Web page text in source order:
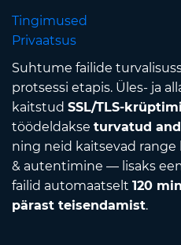
Tingimused
Privaatsus
Suhtume failide
protsessi etapis. Üles- ja
kaitstud SSL/TLS-
töödeldakse turvatud
ning neid kaitsevad range
& autentimine — lisaks
failid automaatselt 120
pärast teisendamist.